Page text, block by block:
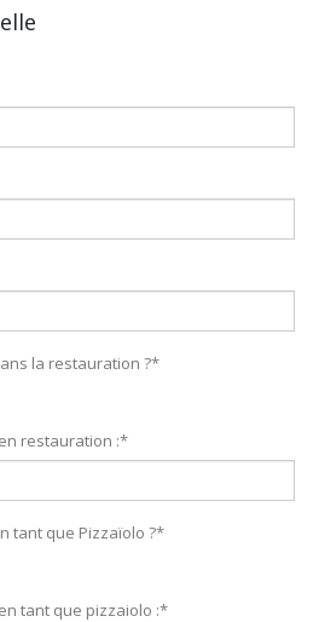
la restauration ?*
restauration :*
tant que Pizzaïolo ?*
tant que pizzaiolo :*